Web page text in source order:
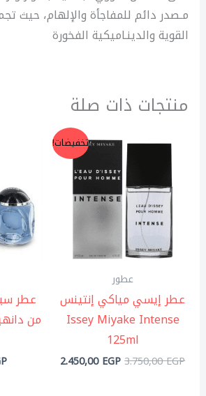
مـصدر دائم للمفاجأة والإلهام، حيث
القوية والدينـاميكية الفخورة
منتجات ذات صلة
تخفيضات!
عطور
عطر إيسي مياكي إنتينس
Issey Miyake Intense
125ml
3.750,00EGP
السعر
الأصلي
3.750,00 EGP.
2.450,00EGP
السعر
الحالي
هو:
عطر